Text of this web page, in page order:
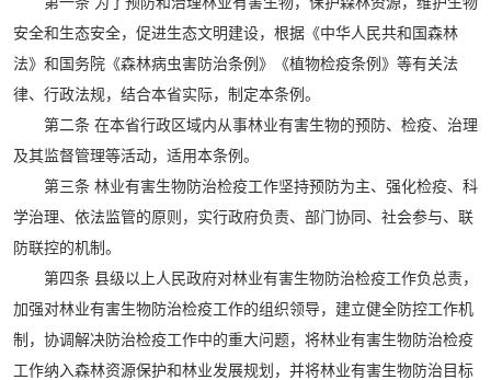
安全和生态安全，促进生态文明建设，根据《中华人民共和国森林
法》和国务院《森林病虫害防治条例》《植物检疫条例》等有关法
律、行政法规，结合本省实际，制定本条例。
第二条 在本省行政区域内从事林业有害生物的预防、检疫、治理
及其监督管理等活动，适用本条例。
第三条 林业有害生物防治检疫工作坚持预防为主、强化检疫、科
学治理、依法监管的原则，实行政府负责、部门协同、社会参与、联
防联控的机制。
第四条 县级以上人民政府对林业有害生物防治检疫工作负总责，
加强对林业有害生物防治检疫工作的组织领导，建立健全防控工作机
制，协调解决防治检疫工作中的重大问题，将林业有害生物防治检疫
工作纳入森林资源保护和林业发展规划，并将林业有害生物防治目标